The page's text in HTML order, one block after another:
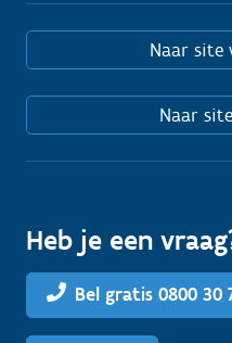
Naar site
Naar
Heb je een
Bel gratis 0800 30